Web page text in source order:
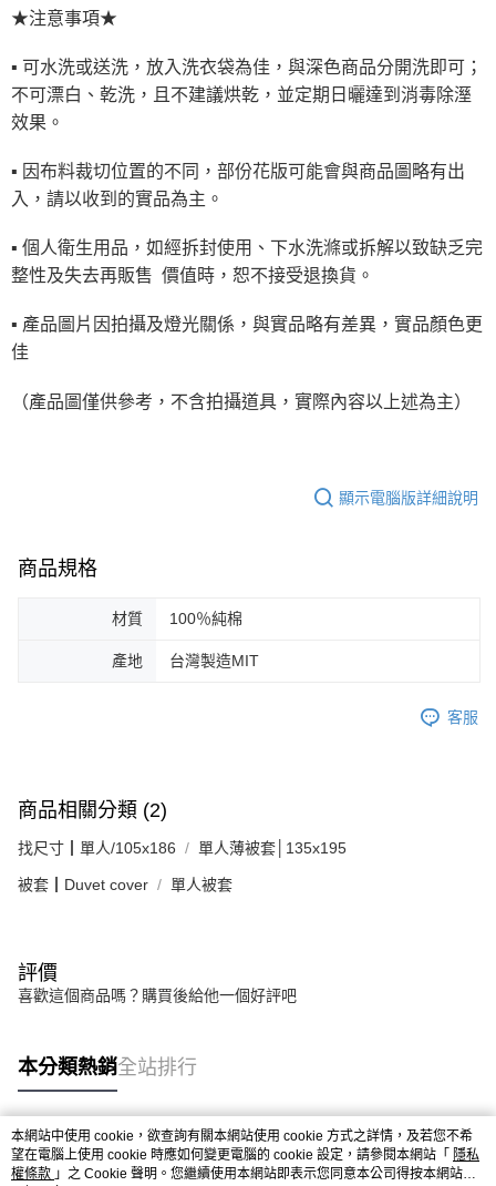
★注意事項★
▪ 可水洗或送洗，放入洗衣袋為佳，與深色商品分開洗即可；
不可漂白、乾洗，且不建議烘乾，並定期日曬達到消毒除溼
效果。
▪ 因布料裁切位置的不同，部份花版可能會與商品圖略有出
入，請以收到的實品為主。
▪ 個人衛生用品，如經拆封使用、下水洗滌或拆解以致缺乏完
整性及失去再販售 價值時，恕不接受退換貨。
▪ 產品圖片因拍攝及燈光關係，與實品略有差異，實品顏色更
佳
（產品圖僅供參考，不含拍攝道具，實際內容以上述為主）
顯示電腦版詳細說明
商品規格
材質 100％純棉
產地 台灣製造MIT
客服
商品相關分類 (2)
找尺寸┃單人/105x186 單人薄被套│135x195
被套┃Duvet cover 單人被套
評價
喜歡這個商品嗎？購買後給他一個好評吧
本分類熱銷全站排行
熱門標籤
本網站中使用 cookie，欲查詢有關本網站使用 cookie 方式之詳情，及若您不希
望在電腦上使用 cookie 時應如何變更電腦的 cookie 設定，請參閱本網站「 隱私
權條款 」之 Cookie 聲明。您繼續使用本網站即表示您同意本公司得按本網站使